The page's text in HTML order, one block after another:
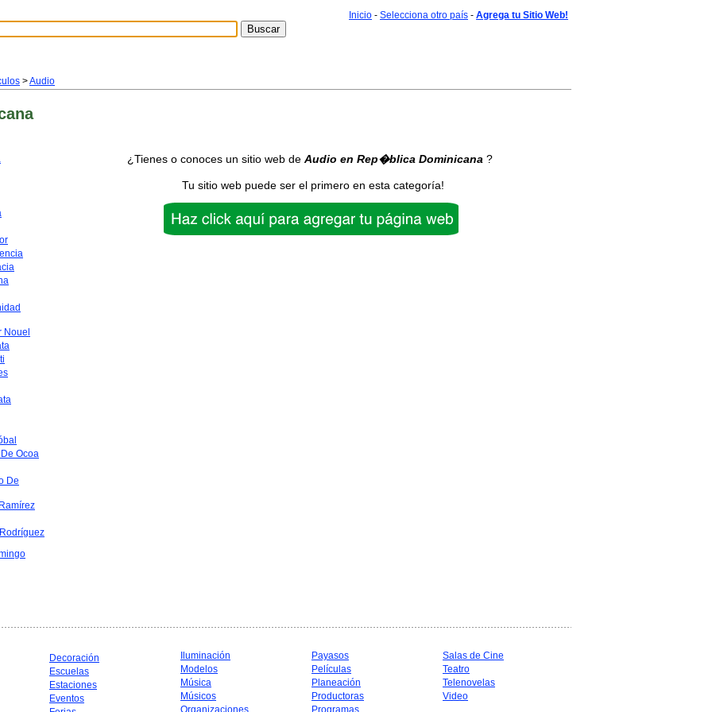
Inicio - Selecciona otro país - Agrega tu Sitio Web!
>Audio
Nouel
Ocoa
De
¿Tienes o conoces un sitio web de Audio en Rep�blica Dominicana ?
Tu sitio web puede ser el primero en esta categoría!
Decoración
Escuelas
Estaciones
Eventos
Iluminación
Modelos
Música
Músicos
Organizaciones
Payasos
Películas
Planeación
Productoras
Programas
Salas de Cine
Teatro
Telenovelas
Video